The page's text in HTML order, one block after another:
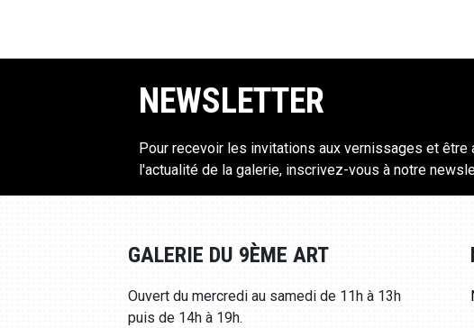
NEWSLETTER
Pour recevoir les invitations aux vernissages et être
l'actualité de la galerie, inscrivez-vous à notre
GALERIE DU 9ÈME ART
Ouvert du mercredi au samedi de 11h à 13h
puis de 14h à 19h.